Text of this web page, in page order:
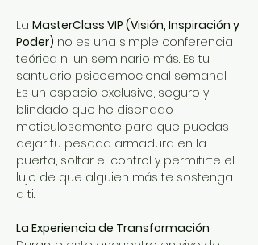
La MasterClass VIP (Visión, Inspiración y
Poder) no es una simple conferencia
teórica ni un seminario más. Es tu
santuario psicoemocional semanal.
Es un espacio exclusivo, seguro y
blindado que he diseñado
meticulosamente para que puedas
dejar tu pesada armadura en la
puerta, soltar el control y permitirte el
lujo de que alguien más te sostenga
a ti.
La Experiencia de Transformación